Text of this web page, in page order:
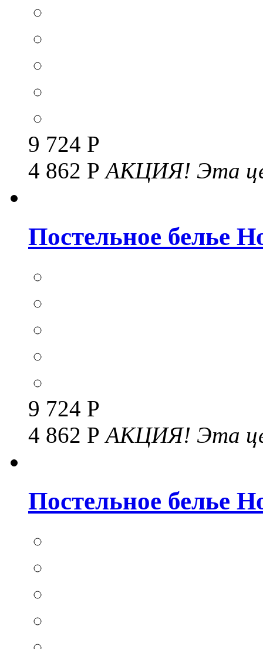
9 724 Р
4 862 РАКЦИЯ! Эта
Постельное белье
9 724 Р
4 862 РАКЦИЯ! Эта
Постельное белье